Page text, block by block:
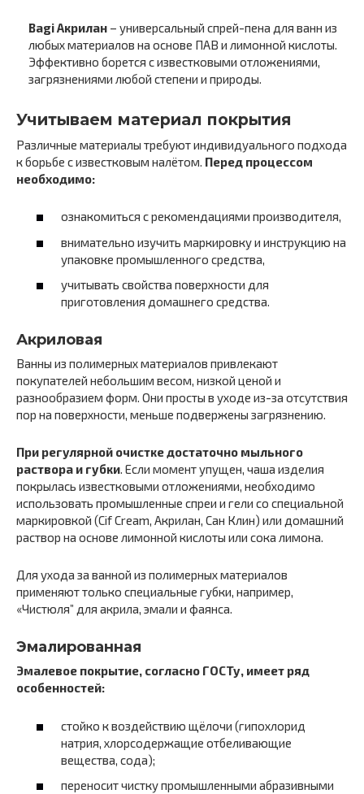
Bagi Акрилан – универсальный спрей-пена для ванн из
любых материалов на основе ПАВ и лимонной кислоты.
Эффективно борется с известковыми отложениями,
загрязнениями любой степени и природы.
Учитываем материал покрытия
Различные материалы требуют индивидуального подхода
к борьбе с известковым налётом. Перед процессом
необходимо:
ознакомиться с рекомендациями производителя,
внимательно изучить маркировку и инструкцию на
упаковке промышленного средства,
учитывать свойства поверхности для
приготовления домашнего средства.
Акриловая
Ванны из полимерных материалов привлекают
покупателей небольшим весом, низкой ценой и
разнообразием форм. Они просты в уходе из-за отсутствия
пор на поверхности, меньше подвержены загрязнению.
При регулярной очистке достаточно мыльного
раствора и губки. Если момент упущен, чаша изделия
покрылась известковыми отложениями, необходимо
использовать промышленные спреи и гели со специальной
маркировкой (Cif Cream, Акрилан, Сан Клин) или домашний
раствор на основе лимонной кислоты или сока лимона.
Для ухода за ванной из полимерных материалов
применяют только специальные губки, например,
«Чистюля” для акрила, эмали и фаянса.
Эмалированная
Эмалевое покрытие, согласно ГОСТу, имеет ряд
особенностей:
стойко к воздействию щёлочи (гипохлорид
натрия, хлорсодержащие отбеливающие
вещества, сода);
переносит чистку промышленными абразивными